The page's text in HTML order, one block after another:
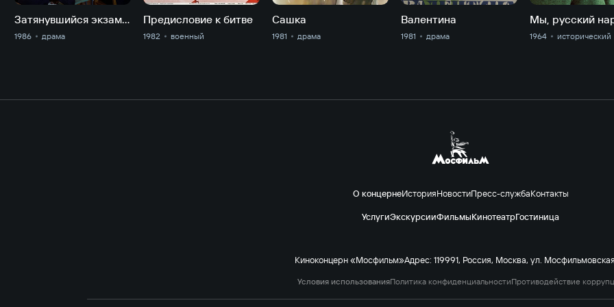
Затянувшийся экзамен
1986 драма
Предисловие к битве
1982 военный
Сашка
1981 драма
Валентина
1981 драма
Мы, русский
1964 исторический
О концернеИсторияНовостиПресс-службаКонтакты
УслугиЭкскурсииФильмыКинотеатрГостиница
Киноконцерн «Мосфильм»Адрес: 119991, Россия, Москва, ул.
Условия использованияПолитика конфиденциальностиПротиводействие